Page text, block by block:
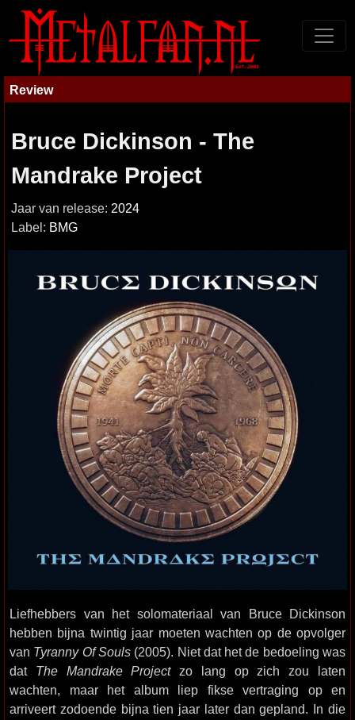
Review
Bruce Dickinson - The
Mandrake Project
Jaar van release: 2024
Label: BMG
Liefhebbers van het solomateriaal van Bruce Dickinson
hebben bijna twintig jaar moeten wachten op de opvolger
van Tyranny Of Souls(2005). Niet dat het de bedoeling was
dat The Mandrake Projectzo lang op zich zou laten
wachten, maar het album liep fikse vertraging op en
arriveert zodoende bijna tien jaar later dan gepland. In die